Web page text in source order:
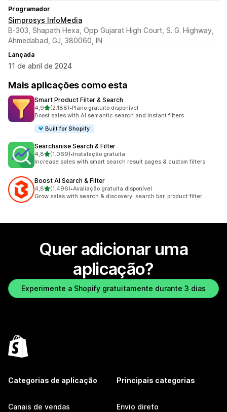
Programador
Simprosys InfoMedia
B-303, Shapath Hexa, Opp Gujarat High Court, S. G. Highway,
Ahmedabad, GJ, 380060, IN
Lançada
11 de abril de 2024
Mais aplicações como esta
Smart Product Filter & Search
4,9de 5 estrelas
(2.188)
2188 total de avaliações
•Plano gratuito disponível
Boost sales with AI semantic search and instant filters
Built for Shopify
Searchanise Search & Filter
4,8de 5 estrelas
(1.069)
1069 total de avaliações
•Instalação gratuita
Increase sales with smart search result pages & custom filters
Boost AI Search & Filter
4,8de 5 estrelas
(1.496)
1496 total de avaliações
•Avaliação gratuita disponível
Grow sales with search & discovery: search bar, product filter
Quer adicionar uma
aplicação?
Experimente a Shopify gratuitamente durante 3 dias
Categorias de aplicação
Canais de vendas
Principais categorias
Envio direto